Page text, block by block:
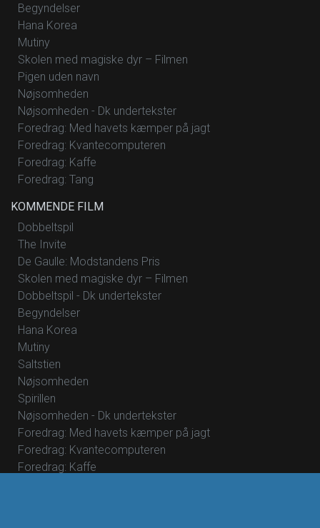
Begyndelser
Hana Korea
Mutiny
Skolen med magiske dyr – Filmen
Pigen uden navn
Nøjsomheden
Nøjsomheden - Dk undertekster
Foredrag: Med havets kæmper på jagt
Foredrag: Kvantecomputeren
Foredrag: Kaffe
Foredrag: Tang
KOMMENDE FILM
Dobbeltspil
The Invite
De Gaulle: Modstandens Pris
Skolen med magiske dyr – Filmen
Dobbeltspil - Dk undertekster
Begyndelser
Hana Korea
Mutiny
Saltstien
Nøjsomheden
Spirillen
Nøjsomheden - Dk undertekster
Foredrag: Med havets kæmper på jagt
Foredrag: Kvantecomputeren
Foredrag: Kaffe